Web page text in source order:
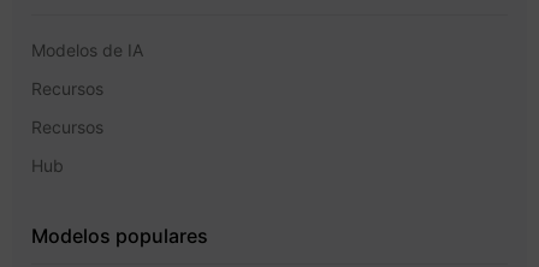
Modelos de IA
Recursos
Recursos
Hub
Modelos populares